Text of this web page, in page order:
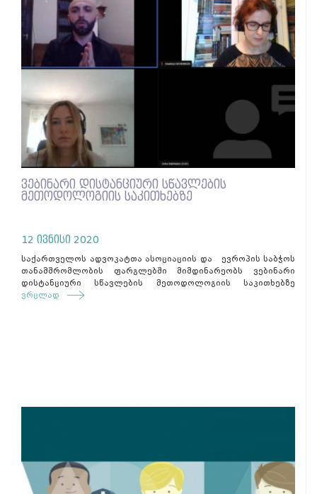
ვებინარი დისტანციური სწავლების
მეთოდოლოგიის საკითხებზე
12 ივნისი 2020
საქართველოს ადვოკატთა ასოციაციის და ევროპის საბჭოს
თანამშრომლობის ფარგლებში მიმდინარეობს ვებინარი
დისტანციური სწავლების მეთოდოლოგიის საკითხებზე
ვრცლად